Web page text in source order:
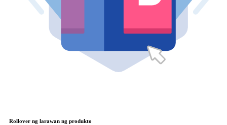
Rollover ng larawan ng produkto